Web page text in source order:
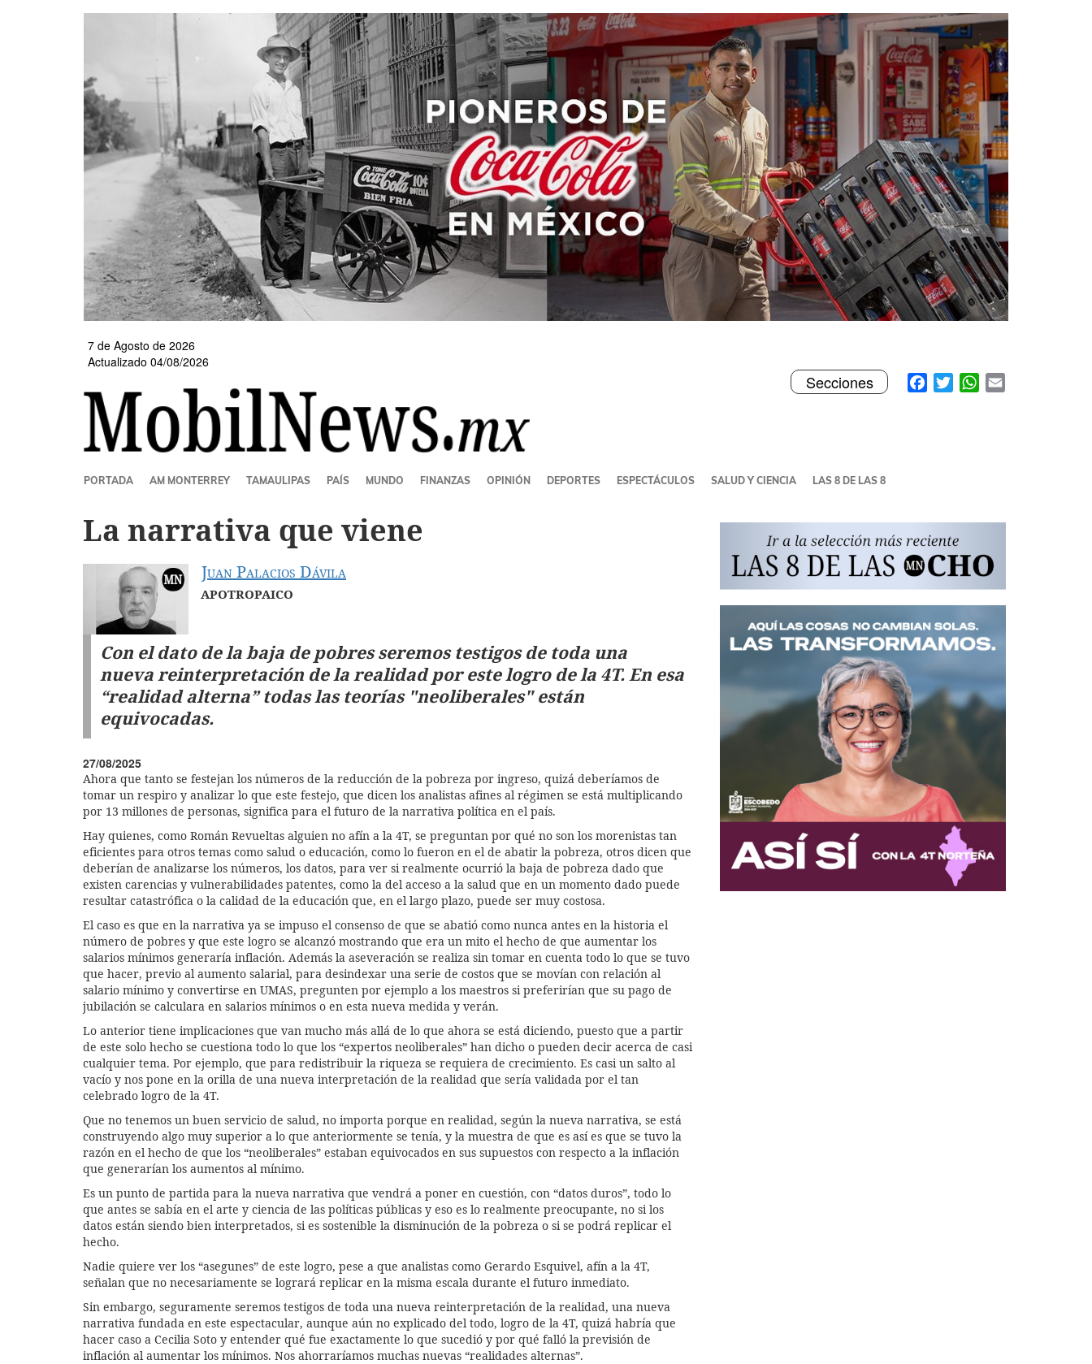
7 de Agosto de 2026
Actualizado 04/08/2026
Facebook
TwitterWhatsApp
Toggle
navigation
Secciones
SECCIONES
PORTADA AM MONTERREY TAMAULIPAS PAÍS MUNDO FINANZAS OPINIÓN DEPORTES ESPECTÁCULOS SALUD Y CIENCIA LAS 8 DE LAS 8
La narrativa que viene
Juan Palacios Dávila
APOTROPAICO
Con el dato de la baja de pobres seremos testigos de toda una
nueva reinterpretación de la realidad por este logro de la 4T. En esa
“realidad alterna” todas las teorías "neoliberales" están
equivocadas.
27/08/2025
Ahora que tanto se festejan los números de la reducción de la pobreza por ingreso, quizá deberíamos de
tomar un respiro y analizar lo que este festejo, que dicen los analistas afines al régimen se está multiplicando
por 13 millones de personas, significa para el futuro de la narrativa política en el país.
Hay quienes, como Román Revueltas alguien no afín a la 4T, se preguntan por qué no son los morenistas tan
eficientes para otros temas como salud o educación, como lo fueron en el de abatir la pobreza, otros dicen que
deberían de analizarse los números, los datos, para ver si realmente ocurrió la baja de pobreza dado que
existen carencias y vulnerabilidades patentes, como la del acceso a la salud que en un momento dado puede
resultar catastrófica o la calidad de la educación que, en el largo plazo, puede ser muy costosa.
El caso es que en la narrativa ya se impuso el consenso de que se abatió como nunca antes en la historia el
número de pobres y que este logro se alcanzó mostrando que era un mito el hecho de que aumentar los
salarios mínimos generaría inflación. Además la aseveración se realiza sin tomar en cuenta todo lo que se tuvo
que hacer, previo al aumento salarial, para desindexar una serie de costos que se movían con relación al
salario mínimo y convertirse en UMAS, pregunten por ejemplo a los maestros si preferirían que su pago de
jubilación se calculara en salarios mínimos o en esta nueva medida y verán.
Lo anterior tiene implicaciones que van mucho más allá de lo que ahora se está diciendo, puesto que a partir
de este solo hecho se cuestiona todo lo que los “expertos neoliberales” han dicho o pueden decir acerca de casi
cualquier tema. Por ejemplo, que para redistribuir la riqueza se requiera de crecimiento. Es casi un salto al
vacío y nos pone en la orilla de una nueva interpretación de la realidad que sería validada por el tan
celebrado logro de la 4T.
Que no tenemos un buen servicio de salud, no importa porque en realidad, según la nueva narrativa, se está
construyendo algo muy superior a lo que anteriormente se tenía, y la muestra de que es así es que se tuvo la
razón en el hecho de que los “neoliberales” estaban equivocados en sus supuestos con respecto a la inflación
que generarían los aumentos al mínimo.
Es un punto de partida para la nueva narrativa que vendrá a poner en cuestión, con “datos duros”, todo lo
que antes se sabía en el arte y ciencia de las políticas públicas y eso es lo realmente preocupante, no si los
datos están siendo bien interpretados, si es sostenible la disminución de la pobreza o si se podrá replicar el
hecho.
Nadie quiere ver los “asegunes” de este logro, pese a que analistas como Gerardo Esquivel, afín a la 4T,
señalan que no necesariamente se logrará replicar en la misma escala durante el futuro inmediato.
Sin embargo, seguramente seremos testigos de toda una nueva reinterpretación de la realidad, una nueva
narrativa fundada en este espectacular, aunque aún no explicado del todo, logro de la 4T, quizá habría que
hacer caso a Cecilia Soto y entender qué fue exactamente lo que sucedió y por qué falló la previsión de
inflación al aumentar los mínimos. Nos ahorraríamos muchas nuevas “realidades alternas”.